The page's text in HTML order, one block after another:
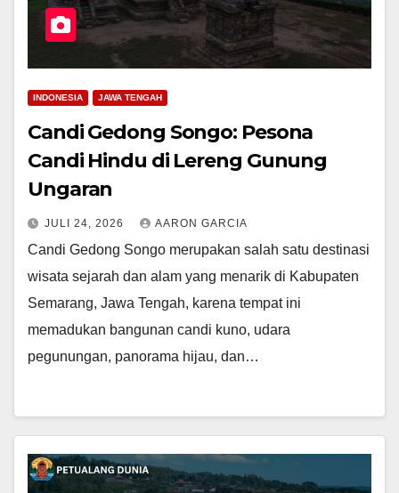
INDONESIA JAWA TENGAH
Candi Gedong Songo: Pesona
Candi Hindu di Lereng Gunung
Ungaran
JULI 24, 2026 AARON GARCIA
Candi Gedong Songo merupakan salah satu destinasi
wisata sejarah dan alam yang menarik di Kabupaten
Semarang, Jawa Tengah, karena tempat ini
memadukan bangunan candi kuno, udara
pegunungan, panorama hijau, dan…